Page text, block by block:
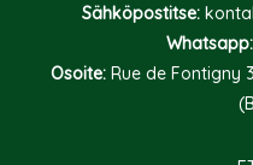
Sähköpostitse:
Whatsapp:
Osoite:Rue de Fontigny